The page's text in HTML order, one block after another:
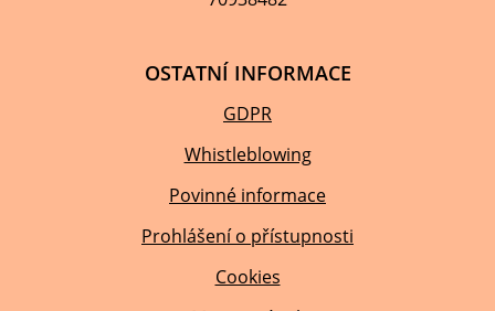
OSTATNÍ INFORMACE
GDPR
Whistleblowing
Povinné informace
Prohlášení o přístupnosti
Cookies